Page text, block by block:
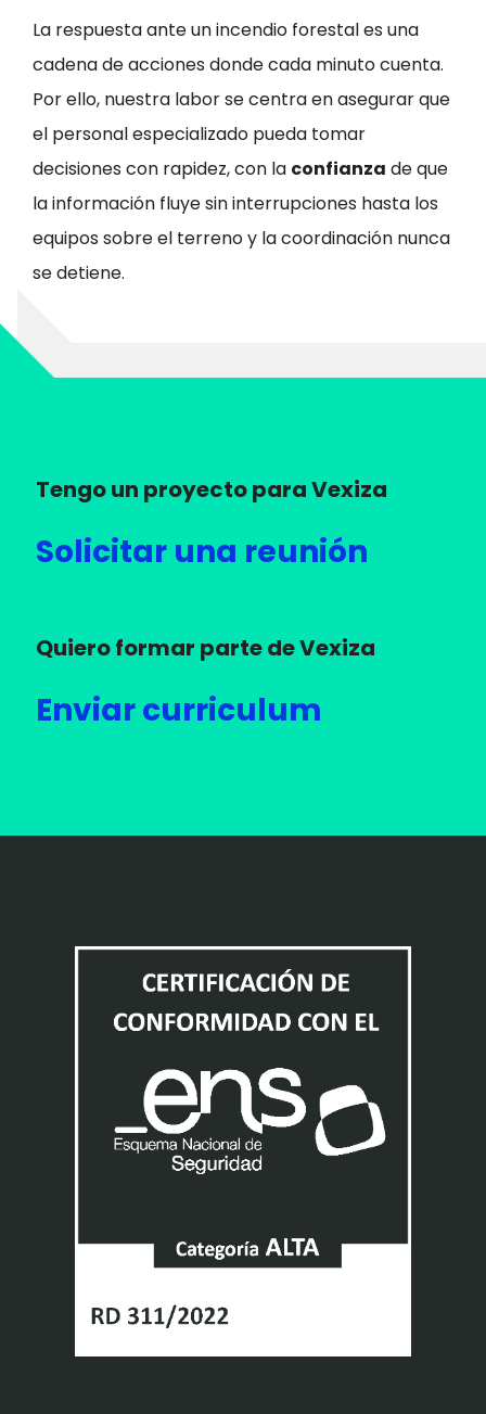
La respuesta ante un incendio forestal es una
cadena de acciones donde cada minuto cuenta.
Por ello, nuestra labor se centra en asegurar que
el personal especializado pueda tomar
decisiones con rapidez, con la confianza de que
la información fluye sin interrupciones hasta los
equipos sobre el terreno y la coordinación nunca
se detiene.
Tengo un proyecto para Vexiza
Solicitar una reunión
Quiero formar parte de Vexiza
Enviar curriculum